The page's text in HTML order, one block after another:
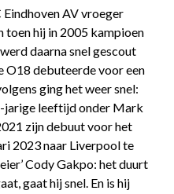
Eindhoven AV vroeger
toen hij in 2005 kampioen
daarna snel gescout
O18 debuteerde voor een
ging het weer snel:
jarige leeftijd onder Mark
zijn debuut voor het
2023 naar Liverpool te
Cody Gakpo: het duurt
gaat hij snel. En is hij